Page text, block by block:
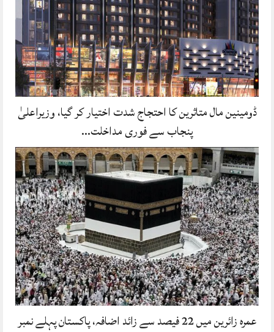
ڈومینین مال متاثرین کا احتجاج شدت اختیار کر گیا، وزیراعلیٰ
پنجاب سے فوری مداخلت…
عمرہ زائرین میں 22 فیصد سے زائد اضافہ، پاکستان پہلے نمبر